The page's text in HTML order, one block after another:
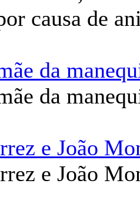
causa de
da
da
e João
e João